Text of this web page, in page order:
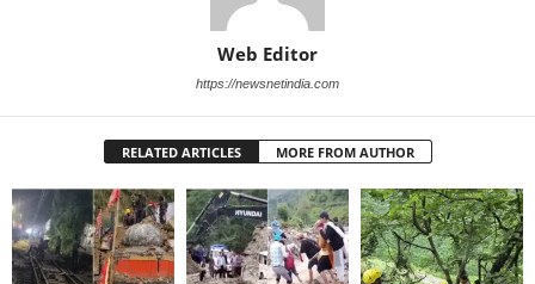
Web Editor
https://newsnetindia.com
RELATED ARTICLES MORE FROM AUTHOR